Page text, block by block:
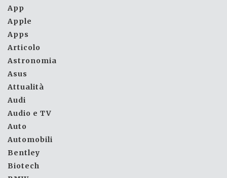
App
Apple
Apps
Articolo
Astronomia
Asus
Attualità
Audi
Audio e TV
Auto
Automobili
Bentley
Biotech